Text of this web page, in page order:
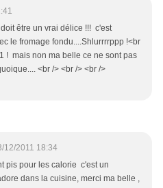
être un vrai délice !!! c'est
le fromage fondu....Shlurrrrppp !<br
! mais non ma belle ce ne sont pas
<br /> <br /> <br />
12/2011 18:34
pis pour les calorie c'est un
dans la cuisine, merci ma belle ,